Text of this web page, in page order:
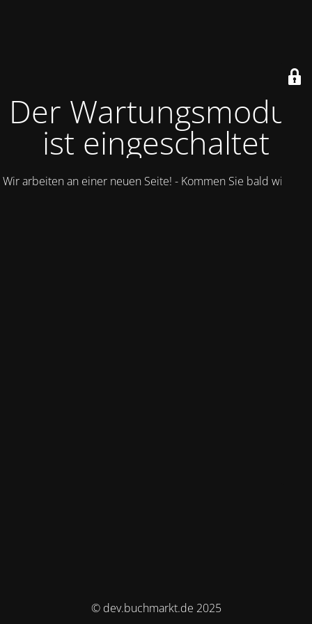
Der Wartungsmodus
ist eingeschaltet
Wir arbeiten an einer neuen Seite! - Kommen Sie bald wieder.
© dev.buchmarkt.de 2025